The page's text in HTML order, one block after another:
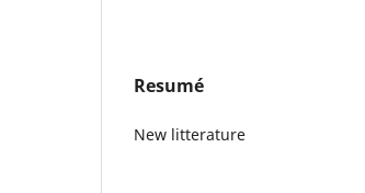
Resumé
New litterature